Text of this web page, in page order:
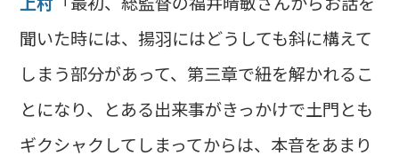
聞いた時には、揚羽にはどうしても斜に構えて
しまう部分があって、第三章で紐を解かれるこ
とになり、とある出来事がきっかけで土門とも
ギクシャクしてしまってからは、本音をあまり